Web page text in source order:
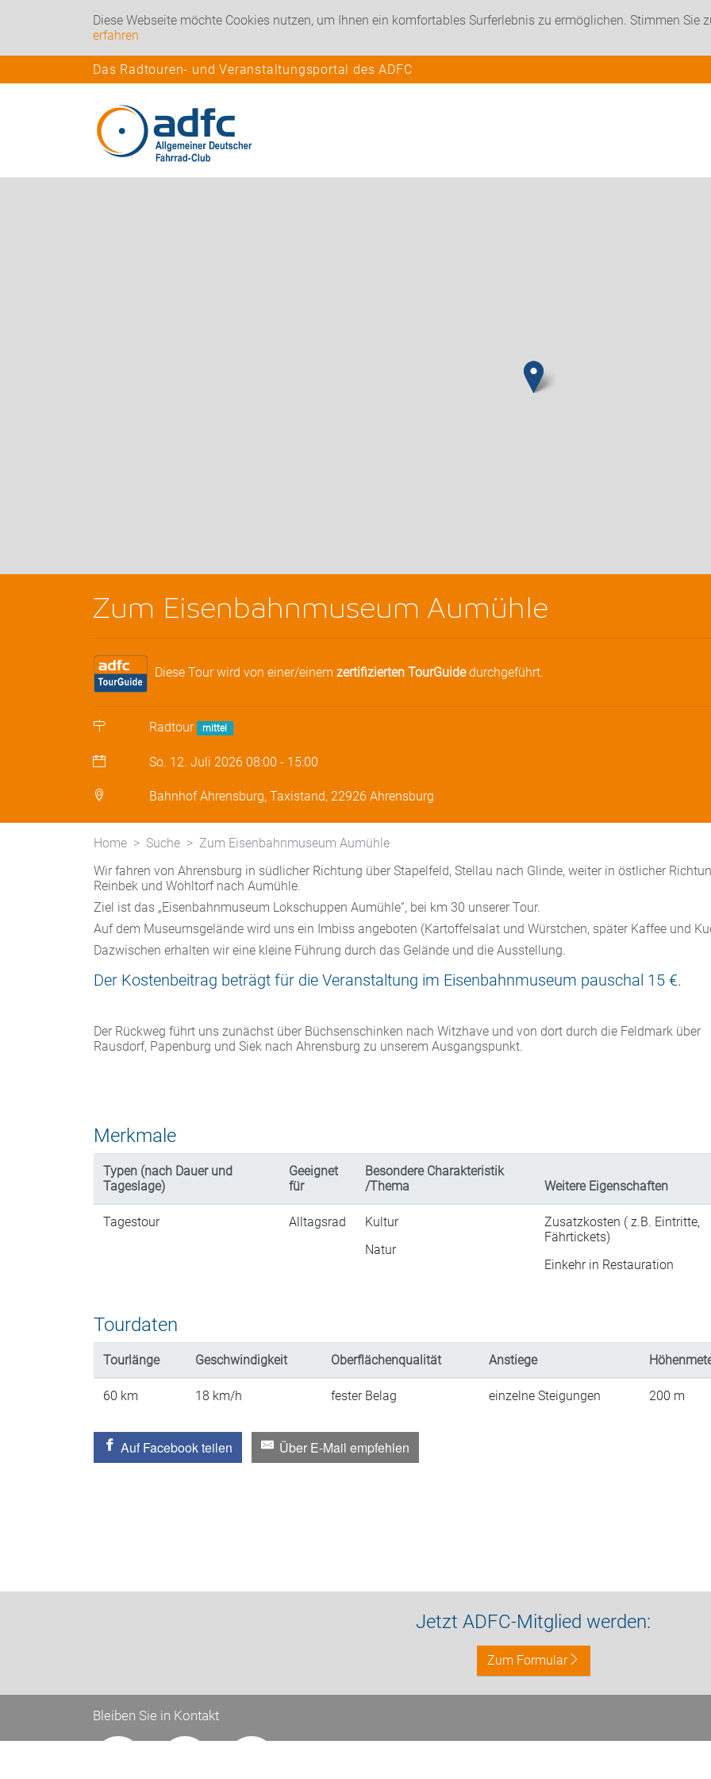
Diese Webseite möchte Cookies nutzen, um Ihnen ein komfortables Surferlebnis zu ermöglichen. Stimmen Sie
erfahren
Das Radtouren- und Veranstaltungsportal des ADFC
Zum Eisenbahnmuseum Aumühle
Diese Tour wird von einer/einem zertifizierten TourGuidedurchgeführt.
Radtour mittel
So. 12. Juli 2026 08:00 - 15:00
Bahnhof Ahrensburg, Taxistand, 22926 Ahrensburg
Home Suche
Zum Eisenbahnmuseum Aumühle
Wir fahren von Ahrensburg in südlicher Richtung über Stapelfeld, Stellau nach Glinde, weiter in östlicher
Reinbek und Wohltorf nach Aumühle.
Ziel ist das „Eisenbahnmuseum Lokschuppen Aumühle“, bei km 30 unserer Tour.
Auf dem Museumsgelände wird uns ein Imbiss angeboten (Kartoffelsalat und Würstchen, später Kaffee und
Dazwischen erhalten wir eine kleine Führung durch das Gelände und die Ausstellung.
Der Kostenbeitrag beträgt für die Veranstaltung im Eisenbahnmuseum pauschal 15 €.
Der Rückweg führt uns zunächst über Büchsenschinken nach Witzhave und von dort durch die Feldmark über
Rausdorf, Papenburg und Siek nach Ahrensburg zu unserem Ausgangspunkt.
Merkmale
Typen (nach Dauer und
Tageslage)
Geeignet
für
Besondere Charakteristik
/Thema
Weitere Eigenschaften
Tagestour Alltagsrad
Kultur
Natur
Zusatzkosten ( z.B. Eintritte,
Fährtickets)
Einkehr in Restauration
Tourdaten
Tourlänge Geschwindigkeit Oberflächenqualität Anstiege
60 km 18 km/h fester Belag einzelne Steigungen 200 m
Auf Facebook teilen Über E-Mail empfehlen
Jetzt ADFC-Mitglied werden:
Zum Formular
Bleiben Sie in Kontakt